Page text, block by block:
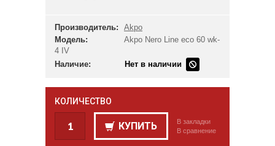
Производитель:
Akpo
Модель:
Akpo Nero Line eco 60 wk-
4 IV
Наличие:
Нет в наличии
КОЛИЧЕСТВО
КУПИТЬ
В закладки
В сравнение